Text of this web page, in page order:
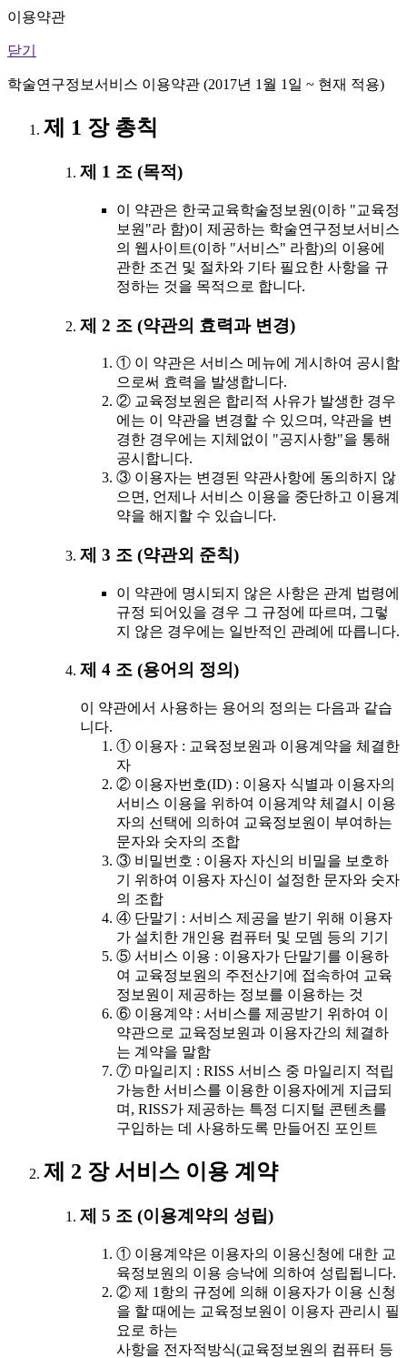
이용약관
닫기
학술연구정보서비스 이용약관 (2017년 1월 1일 ~ 현재 적용)
제 1 장 총칙
제 1 조 (목적)
이 약관은 한국교육학술정보원(이하 "교육정
보원"라 함)이 제공하는 학술연구정보서비스
의 웹사이트(이하 "서비스" 라함)의 이용에
관한 조건 및 절차와 기타 필요한 사항을 규
정하는 것을 목적으로 합니다.
제 2 조 (약관의 효력과 변경)
① 이 약관은 서비스 메뉴에 게시하여 공시함
으로써 효력을 발생합니다.
② 교육정보원은 합리적 사유가 발생한 경우
에는 이 약관을 변경할 수 있으며, 약관을 변
경한 경우에는 지체없이 "공지사항"을 통해
공시합니다.
③ 이용자는 변경된 약관사항에 동의하지 않
으면, 언제나 서비스 이용을 중단하고 이용계
약을 해지할 수 있습니다.
제 3 조 (약관외 준칙)
이 약관에 명시되지 않은 사항은 관계 법령에
규정 되어있을 경우 그 규정에 따르며, 그렇
지 않은 경우에는 일반적인 관례에 따릅니다.
제 4 조 (용어의 정의)
이 약관에서 사용하는 용어의 정의는 다음과 같습
니다.
① 이용자 : 교육정보원과 이용계약을 체결한
자
② 이용자번호(ID) : 이용자 식별과 이용자의
서비스 이용을 위하여 이용계약 체결시 이용
자의 선택에 의하여 교육정보원이 부여하는
문자와 숫자의 조합
③ 비밀번호 : 이용자 자신의 비밀을 보호하
기 위하여 이용자 자신이 설정한 문자와 숫자
의 조합
④ 단말기 : 서비스 제공을 받기 위해 이용자
가 설치한 개인용 컴퓨터 및 모뎀 등의 기기
⑤ 서비스 이용 : 이용자가 단말기를 이용하
여 교육정보원의 주전산기에 접속하여 교육
정보원이 제공하는 정보를 이용하는 것
⑥ 이용계약 : 서비스를 제공받기 위하여 이
약관으로 교육정보원과 이용자간의 체결하
는 계약을 말함
⑦ 마일리지 : RISS 서비스 중 마일리지 적립
가능한 서비스를 이용한 이용자에게 지급되
며, RISS가 제공하는 특정 디지털 콘텐츠를
구입하는 데 사용하도록 만들어진 포인트
제 2 장 서비스 이용 계약
제 5 조 (이용계약의 성립)
① 이용계약은 이용자의 이용신청에 대한 교
육정보원의 이용 승낙에 의하여 성립됩니다.
② 제 1항의 규정에 의해 이용자가 이용 신청
을 할 때에는 교육정보원이 이용자 관리시 필
요로 하는
사항을 전자적방식(교육정보원의 컴퓨터 등